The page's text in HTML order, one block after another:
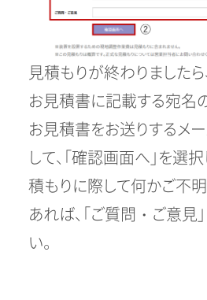
見積もりが終わりましたら
お見積書に記載する宛名
お見積書をお送りするメ
して、「確認画面へ」を選
積もりに際して何かご不
あれば、「ご質問・ご意見
い。